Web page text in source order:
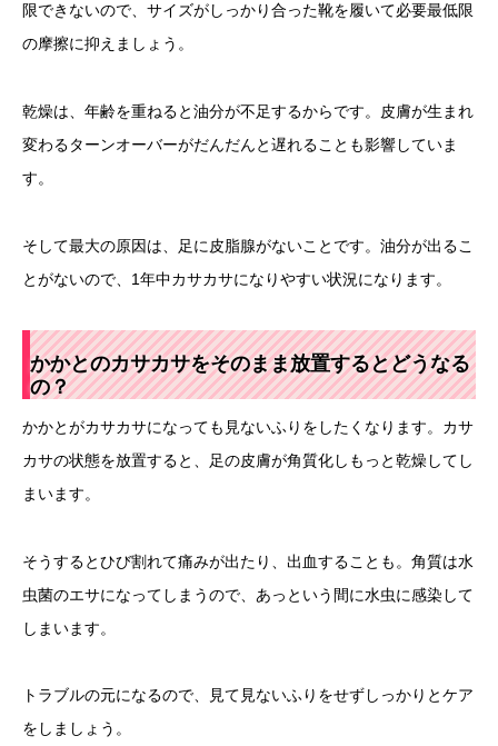
限できないので、サイズがしっかり合った靴を履いて必要最低限
の摩擦に抑えましょう。
乾燥は、年齢を重ねると油分が不足するからです。皮膚が生まれ
変わるターンオーバーがだんだんと遅れることも影響していま
す。
そして最大の原因は、足に皮脂腺がないことです。油分が出るこ
とがないので、1年中カサカサになりやすい状況になります。
かかとのカサカサをそのまま放置するとどうなる
の？
かかとがカサカサになっても見ないふりをしたくなります。カサ
カサの状態を放置すると、足の皮膚が角質化しもっと乾燥してし
まいます。
そうするとひび割れて痛みが出たり、出血することも。角質は水
虫菌のエサになってしまうので、あっという間に水虫に感染して
しまいます。
トラブルの元になるので、見て見ないふりをせずしっかりとケア
をしましょう。